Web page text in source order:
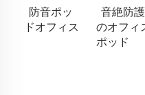
防音ポッ
ドオフィス
音絶防護
のオフィ
ポッド